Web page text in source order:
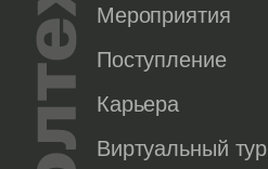
Мероприятия
Поступление
Карьера
Виртуальный тур